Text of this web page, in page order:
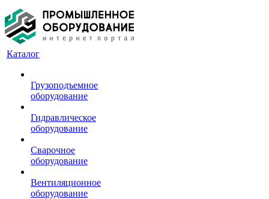
Каталог
Грузоподъемное
оборудование
Гидравлическое
оборудование
Сварочное
оборудование
Вентиляционное
оборудование